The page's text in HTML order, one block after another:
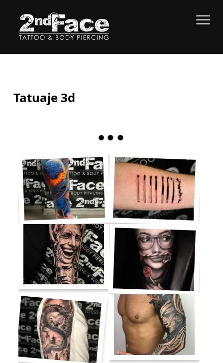
Tatuaje 3d